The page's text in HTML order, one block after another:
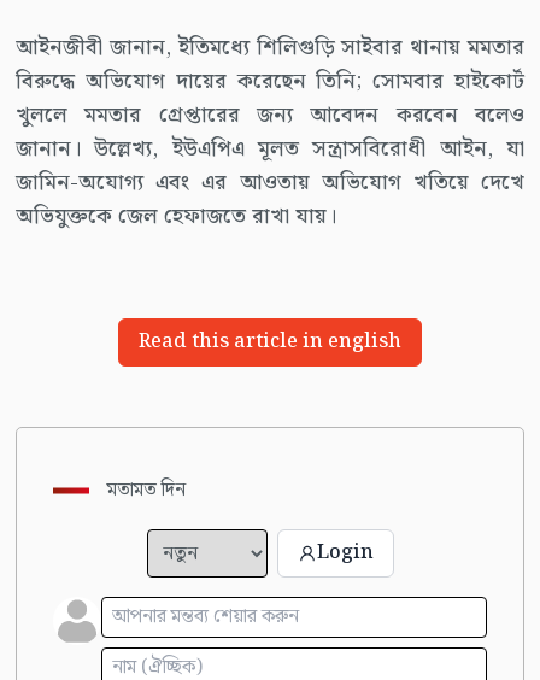
আইনজীবী জানান, ইতিমধ্যে শিলিগুড়ি সাইবার থানায় মমতার
বিরুদ্ধে অভিযোগ দায়ের করেছেন তিনি; সোমবার হাইকোর্ট
খুললে মমতার গ্রেপ্তারের জন্য আবেদন করবেন বলেও
জানান। উল্লেখ্য, ইউএপিএ মূলত সন্ত্রাসবিরোধী আইন, যা
জামিন-অযোগ্য এবং এর আওতায় অভিযোগ খতিয়ে দেখে
অভিযুক্তকে জেল হেফাজতে রাখা যায়।
Read this article in english
মতামত দিন
Login